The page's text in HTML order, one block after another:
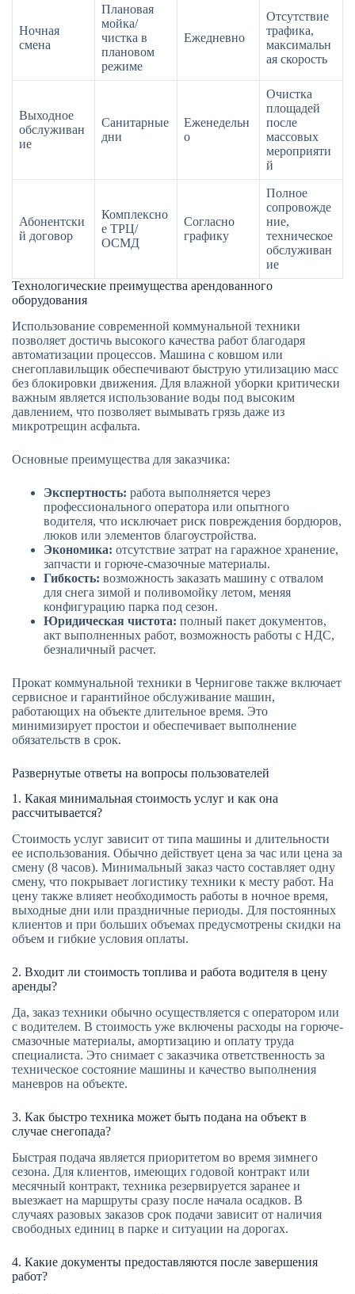
Ночная
смена
Плановая
мойка/
чистка в
плановом
режиме
Ежедневно
Отсутствие
трафика,
максимальн
ая скорость
Выходное
обслуживан
ие
Санитарные
дни
Еженедельн
о
Очистка
площадей
после
массовых
мероприяти
й
Абонентски
й договор
Комплексно
е ТРЦ/
ОСМД
Согласно
графику
Полное
сопровожде
ние,
техническое
обслуживан
ие
Технологические преимущества арендованного
оборудования
Использование современной коммунальной техники
позволяет достичь высокого качества работ благодаря
автоматизации процессов. Машина с ковшом или
снегоплавильщик обеспечивают быструю утилизацию масс
без блокировки движения. Для влажной уборки критически
важным является использование воды под высоким
давлением, что позволяет вымывать грязь даже из
микротрещин асфальта.
Основные преимущества для заказчика:
Экспертность: работа выполняется через
профессионального оператора или опытного
водителя, что исключает риск повреждения бордюров,
люков или элементов благоустройства.
Экономика: отсутствие затрат на гаражное хранение,
запчасти и горюче-смазочные материалы.
Гибкость: возможность заказать машину с отвалом
для снега зимой и поливомойку летом, меняя
конфигурацию парка под сезон.
Юридическая чистота: полный пакет документов,
акт выполненных работ, возможность работы с НДС,
безналичный расчет.
Прокат коммунальной техники в Чернигове также включает
сервисное и гарантийное обслуживание машин,
работающих на объекте длительное время. Это
минимизирует простои и обеспечивает выполнение
обязательств в срок.
Развернутые ответы на вопросы пользователей
1. Какая минимальная стоимость услуг и как она
рассчитывается?
Стоимость услуг зависит от типа машины и длительности
ее использования. Обычно действует цена за час или цена за
смену (8 часов). Минимальный заказ часто составляет одну
смену, что покрывает логистику техники к месту работ. На
цену также влияет необходимость работы в ночное время,
выходные дни или праздничные периоды. Для постоянных
клиентов и при больших объемах предусмотрены скидки на
объем и гибкие условия оплаты.
2. Входит ли стоимость топлива и работа водителя в цену
аренды?
Да, заказ техники обычно осуществляется с оператором или
с водителем. В стоимость уже включены расходы на горюче-
смазочные материалы, амортизацию и оплату труда
специалиста. Это снимает с заказчика ответственность за
техническое состояние машины и качество выполнения
маневров на объекте.
3. Как быстро техника может быть подана на объект в
случае снегопада?
Быстрая подача является приоритетом во время зимнего
сезона. Для клиентов, имеющих годовой контракт или
месячный контракт, техника резервируется заранее и
выезжает на маршруты сразу после начала осадков. В
случаях разовых заказов срок подачи зависит от наличия
свободных единиц в парке и ситуации на дорогах.
4. Какие документы предоставляются после завершения
работ?